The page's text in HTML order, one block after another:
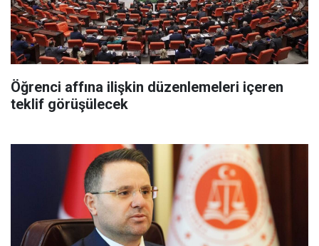
Öğrenci affına ilişkin düzenlemeleri içeren
teklif görüşülecek